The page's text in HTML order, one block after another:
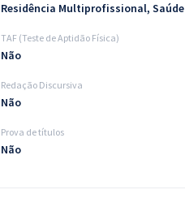
Residência Multiprofissional, Saúde
TAF (Teste de Aptidão Física)
Não
Redação Discursiva
Não
Prova de títulos
Não